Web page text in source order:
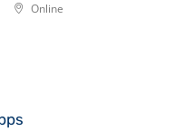
Online